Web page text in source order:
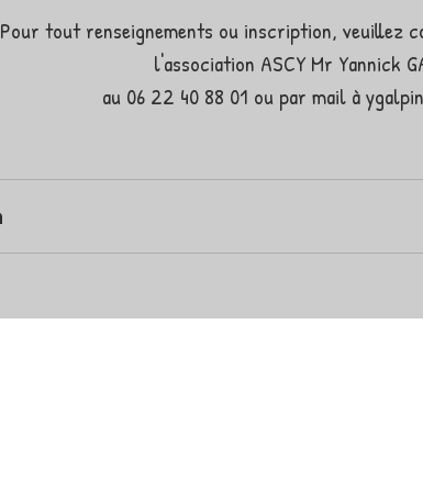
Pour tout renseignements ou inscription, veuillez
l'association ASCY Mr Yannick
au 06 22 40 88 01 ou par mail à